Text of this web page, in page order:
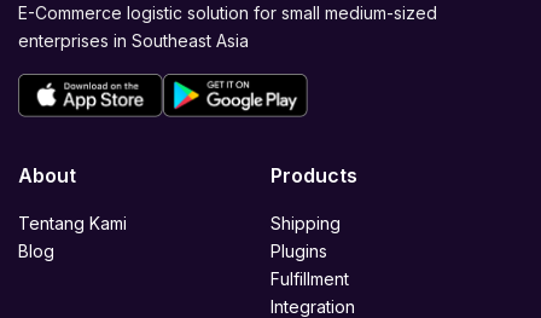
E-Commerce logistic solution for small medium-sized
enterprises in Southeast Asia
About
Tentang Kami
Blog
Products
Shipping
Plugins
Fulfillment
Integration